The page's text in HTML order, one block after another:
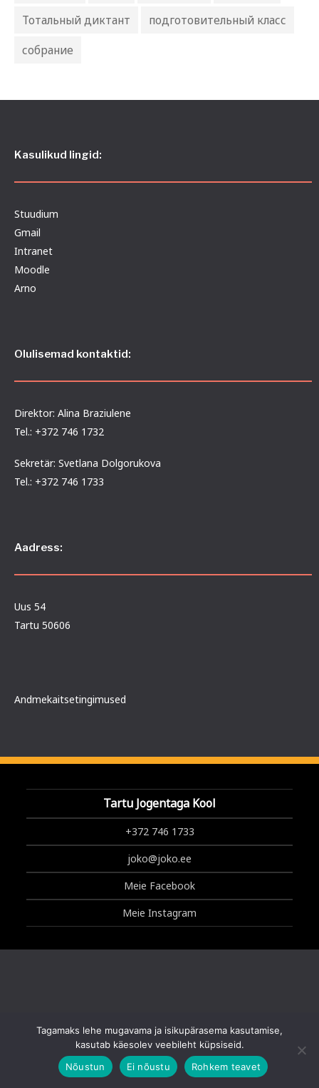
Тотальный диктант
подготовительный класс
собрание
Kasulikud lingid:
Stuudium
Gmail
Intranet
Moodle
Arno
Olulisemad kontaktid:
Direktor: Alina Braziulene
Tel.: +372 746 1732
Sekretär: Svetlana Dolgorukova
Tel.: +372 746 1733
Aadress:
Uus 54
Tartu 50606
Andmekaitsetingimused
Tartu Jogentaga Kool
+372 746 1733
joko@joko.ee
Meie Facebook
Meie Instagram
Copyright © 2025 Tartu Jogentaga Kool
Tagamaks lehe mugavama ja isikupärasema kasutamise,
kasutab käesolev veebileht küpsiseid.
Nõustun
Ei nõustu Rohkem teavet